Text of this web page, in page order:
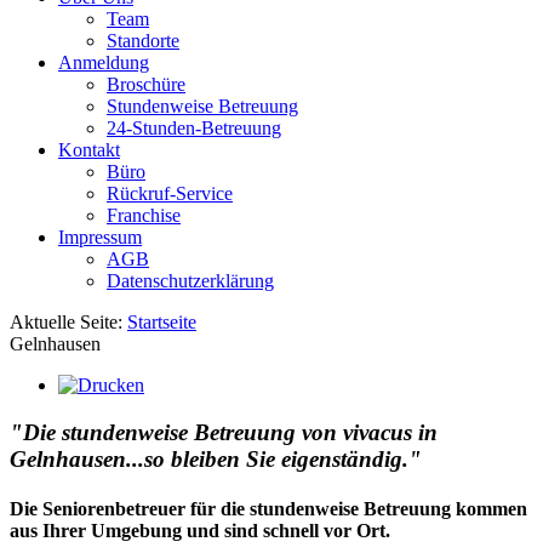
Team
Standorte
Anmeldung
Broschüre
Stundenweise Betreuung
24-Stunden-Betreuung
Kontakt
Büro
Rückruf-Service
Franchise
Impressum
AGB
Datenschutzerklärung
Aktuelle Seite: Startseite
Gelnhausen
"Die stundenweise Betreuung von vivacus in
Gelnhausen...so bleiben Sie eigenständig."
Die Seniorenbetreuer für die stundenweise Betreuung kommen
aus Ihrer Umgebung und sind schnell vor Ort.